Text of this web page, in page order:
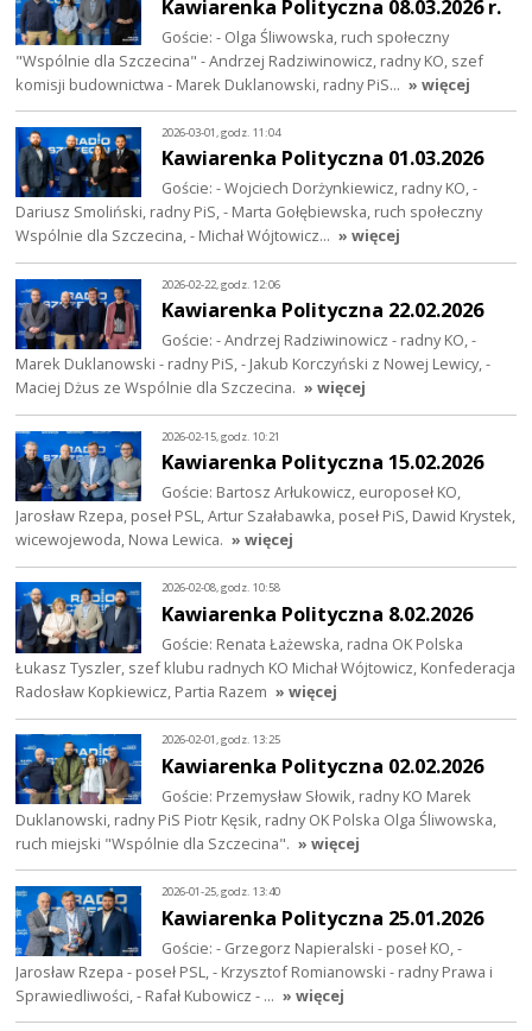
Kawiarenka Polityczna 08.03.2026 r.
Goście: - Olga Śliwowska, ruch społeczny
"Wspólnie dla Szczecina" - Andrzej Radziwinowicz, radny KO, szef
komisji budownictwa - Marek Duklanowski, radny PiS… » więcej
2026-03-01, godz. 11:04
Kawiarenka Polityczna 01.03.2026
Goście: - Wojciech Dorżynkiewicz, radny KO, -
Dariusz Smoliński, radny PiS, - Marta Gołębiewska, ruch społeczny
Wspólnie dla Szczecina, - Michał Wójtowicz… » więcej
2026-02-22, godz. 12:06
Kawiarenka Polityczna 22.02.2026
Goście: - Andrzej Radziwinowicz - radny KO, -
Marek Duklanowski - radny PiS, - Jakub Korczyński z Nowej Lewicy, -
Maciej Dżus ze Wspólnie dla Szczecina. » więcej
2026-02-15, godz. 10:21
Kawiarenka Polityczna 15.02.2026
Goście: Bartosz Arłukowicz, europoseł KO,
Jarosław Rzepa, poseł PSL, Artur Szałabawka, poseł PiS, Dawid Krystek,
wicewojewoda, Nowa Lewica. » więcej
2026-02-08, godz. 10:58
Kawiarenka Polityczna 8.02.2026
Goście: Renata Łażewska, radna OK Polska
Łukasz Tyszler, szef klubu radnych KO Michał Wójtowicz, Konfederacja
Radosław Kopkiewicz, Partia Razem » więcej
2026-02-01, godz. 13:25
Kawiarenka Polityczna 02.02.2026
Goście: Przemysław Słowik, radny KO Marek
Duklanowski, radny PiS Piotr Kęsik, radny OK Polska Olga Śliwowska,
ruch miejski "Wspólnie dla Szczecina". » więcej
2026-01-25, godz. 13:40
Kawiarenka Polityczna 25.01.2026
Goście: - Grzegorz Napieralski - poseł KO, -
Jarosław Rzepa - poseł PSL, - Krzysztof Romianowski - radny Prawa i
Sprawiedliwości, - Rafał Kubowicz - … » więcej